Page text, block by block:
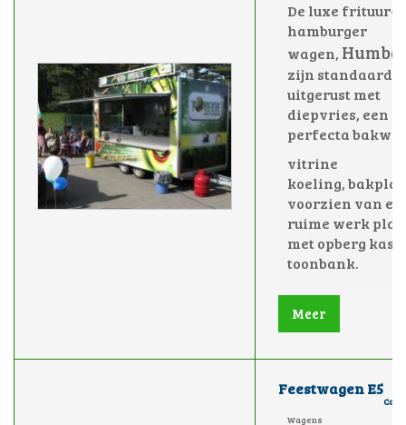
De luxe frituur-
hamburger
wagen,
zijn standaard
uitgerust met
diepvries, een 4
perfecta
vitrine
koeling,
voorzien van
ruime werk
met opberg
toonbank.
Meer
Feestwagen E5
Wagens